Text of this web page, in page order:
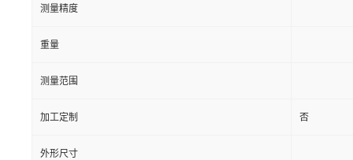
测量精度
重量
测量范围
加工定制 否
外形尺寸